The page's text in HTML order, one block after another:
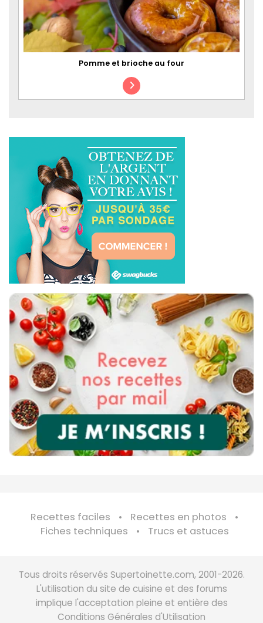
Pomme et brioche au four
Recettes faciles
Recettes en photos
Fiches techniques
Trucs et astuces
Tous droits réservés Supertoinette.com, 2001-2026.
L'utilisation du site de cuisine et des forums
implique l'acceptation pleine et entière des
Conditions Générales d'Utilisation